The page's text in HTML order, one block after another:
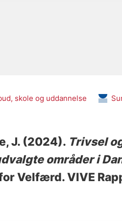
skole og uddannelse
J.(2024). Trivsel
områder i
Velfærd. VIVE